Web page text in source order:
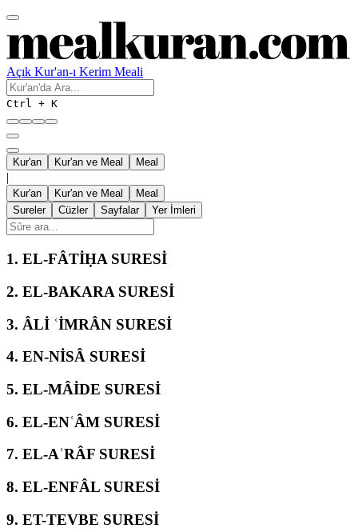
Açık Kur'an-ı Kerim Meali
Ctrl + K
Kur'an Kur'an ve Meal Meal
|
Kur'an Kur'an ve Meal
Meal
Sureler
Cüzler Sayfalar Yer İmleri
1. EL-FÂTİḤA SURESİ
2. EL-BAKARA SURESİ
3. ÂLİ ʿİMRÂN SURESİ
4. EN-NİSÂ SURESİ
5. EL-MÂİDE SURESİ
6. EL-ENʿÂM SURESİ
7. EL-AʿRÂF SURESİ
8. EL-ENFÂL SURESİ
9. ET-TEVBE SURESİ